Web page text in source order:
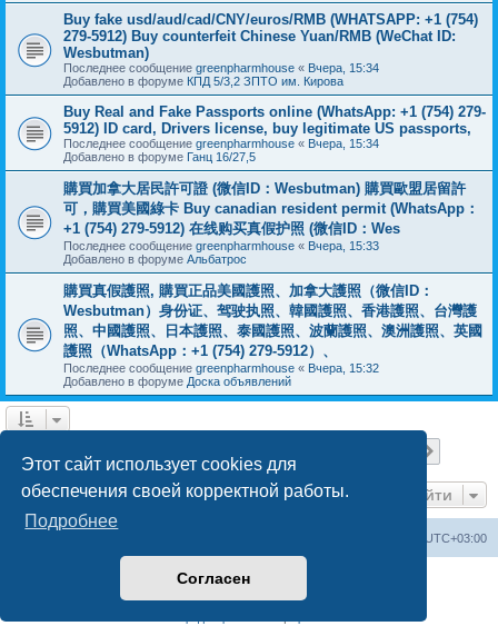
Этот сайт использует cookies для
обеспечения своей корректной работы.
Подробнее
Согласен
Buy fake usd/aud/cad/CNY/euros/RMB (WHATSAPP: +1 (754)
279-5912) Buy counterfeit Chinese Yuan/RMB (WeChat ID:
Wesbutman)
Последнее сообщение greenpharmhouse « Вчера, 15:34
Добавлено в форуме КПД 5/3,2 ЗПТО им. Кирова
Buy Real and Fake Passports online (WhatsApp: +1 (754) 279-
5912) ID card, Drivers license, buy legitimate US passports,
Последнее сообщение greenpharmhouse « Вчера, 15:34
Добавлено в форуме Ганц 16/27,5
購買加拿大居民許可證 (微信ID：Wesbutman) 購買歐盟居留許
可，購買美國綠卡 Buy canadian resident permit (WhatsApp：
+1 (754) 279-5912) 在线购买真假护照 (微信ID：Wes
Последнее сообщение greenpharmhouse « Вчера, 15:33
Добавлено в форуме Альбатрос
購買真假護照, 購買正品美國護照、加拿大護照（微信ID：
Wesbutman）身份证、驾驶执照、韓國護照、香港護照、台灣護
照、中國護照、日本護照、泰國護照、波蘭護照、澳洲護照、英國
護照（WhatsApp：+1 (754) 279-5912）、
Последнее сообщение greenpharmhouse « Вчера, 15:32
Добавлено в форуме Доска объявлений
Перейти
UTC+03:00
Создано на основеphpBB® Forum Software © phpBB Limited
Русская поддержка phpBB